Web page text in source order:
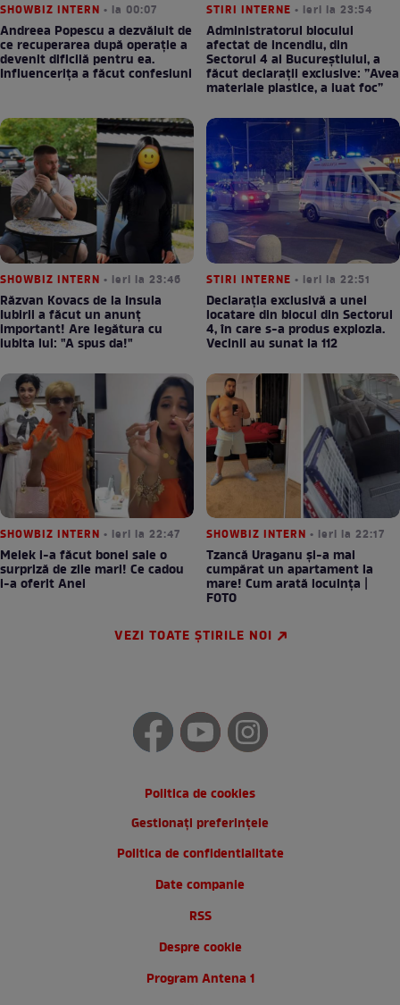
SHOWBIZ INTERN • la 00:07
Andreea Popescu a dezvăluit de
ce recuperarea după operație a
devenit dificilă pentru ea.
Influencerița a făcut confesiuni
STIRI INTERNE • ieri la 23:54
Administratorul blocului
afectat de incendiu, din
Sectorul 4 al Bucureștiului, a
făcut declarații exclusive: ”Avea
materiale plastice, a luat foc”
SHOWBIZ INTERN • ieri la 23:46
Răzvan Kovacs de la Insula
Iubirii a făcut un anunț
important! Are legătura cu
iubita lui: "A spus da!"
STIRI INTERNE • ieri la 22:51
Declarația exclusivă a unei
locatare din blocul din Sectorul
4, în care s-a produs explozia.
Vecinii au sunat la 112
SHOWBIZ INTERN • ieri la 22:47
Melek i-a făcut bonei sale o
surpriză de zile mari! Ce cadou
i-a oferit Anei
SHOWBIZ INTERN • ieri la 22:17
Tzancă Uraganu și-a mai
cumpărat un apartament la
mare! Cum arată locuința |
FOTO
VEZI TOATE ȘTIRILE NOI
Politica de cookies
Gestionați preferințele
Politica de confidentialitate
Date companie
RSS
Despre cookie
Program Antena 1